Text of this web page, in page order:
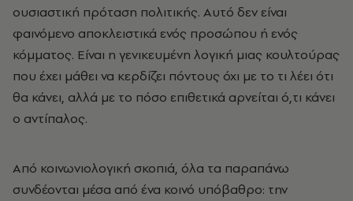
ουσιαστική πρόταση πολιτικής. Αυτό δεν είναι
φαινόμενο αποκλειστικά ενός προσώπου ή ενός
κόμματος. Είναι η γενικευμένη λογική μιας κουλτούρας
που έχει μάθει να κερδίζει πόντους όχι με το τι λέει ότι
θα κάνει, αλλά με το πόσο επιθετικά αρνείται ό,τι κάνει
ο αντίπαλος.
Από κοινωνιολογική σκοπιά, όλα τα παραπάνω
συνδέονται μέσα από ένα κοινό υπόβαθρο: την